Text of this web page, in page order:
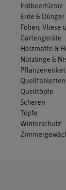
Erdbeertürme
Erde & Dünger
Folien, Vliese
Gartengeräte
Heizmatte &
Nützlinge &
Quelltabletten
Quelltöpfe
Scheren
Töpfe
Winterschutz